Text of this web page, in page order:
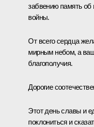
забвению память об
войны.
От всего сердца
мирным небом, а
благополучия.
Дорогие
Этот день славы и
поклониться и